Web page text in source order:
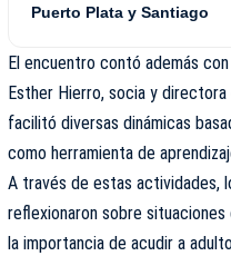
Puerto Plata y Santiago
El encuentro contó además
Esther Hierro, socia y directora
facilitó diversas dinámicas
como herramienta de
A través de estas actividades,
reflexionaron sobre situaciones
la importancia de acudir a